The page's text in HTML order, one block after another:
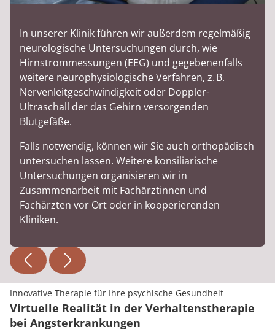
In unserer Klinik führen wir außerdem regelmäßig
neurologische Untersuchungen durch, wie
Hirnstrommessungen (EEG) und gegebenenfalls
weitere neurophysiologische Verfahren, z. B.
Nervenleitgeschwindigkeit oder Doppler-
Ultraschall der das Gehirn versorgenden
Blutgefäße.
Falls notwendig, können wir Sie auch orthopädisch
untersuchen lassen. Weitere konsiliarische
Untersuchungen organisieren wir in
Zusammenarbeit mit Fachärztinnen und
Fachärzten vor Ort oder in kooperierenden
Kliniken.
Innovative Therapie für Ihre psychische Gesundheit
Virtuelle Realität in der Verhaltenstherapie
bei Angsterkrankungen